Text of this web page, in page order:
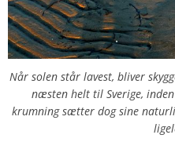
Når solen står lavest, bliver
næsten helt til Sverige,
krumning sætter dog sine